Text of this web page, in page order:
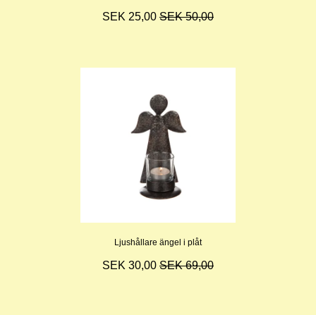
SEK 25,00 SEK 50,00
Ljushållare ängel i plåt
SEK 30,00 SEK 69,00